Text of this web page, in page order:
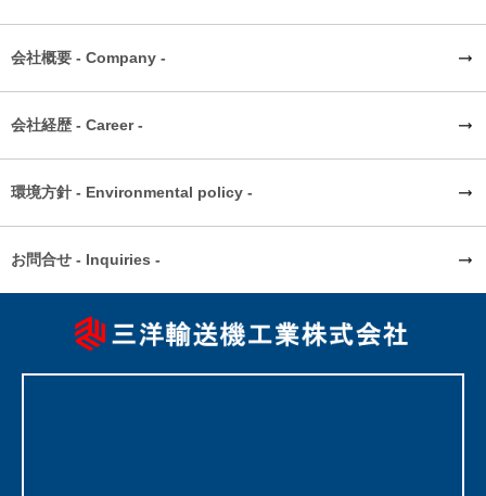
会社概要 - Company -
会社経歴 - Career -
環境方針 - Environmental policy -
お問合せ - Inquiries -